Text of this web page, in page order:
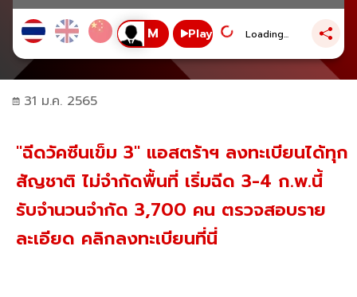
Play Loading...
31 ม.ค. 2565
"ฉีดวัคซีนเข็ม 3" แอสตร้าฯ ลงทะเบียนได้ทุก
สัญชาติ ไม่จำกัดพื้นที่ เริ่มฉีด 3-4 ก.พ.นี้
รับจำนวนจำกัด 3,700 คน ตรวจสอบราย
ละเอียด คลิกลงทะเบียนที่นี่